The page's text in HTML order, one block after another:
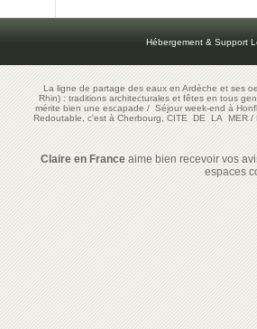
Hébergement & Support
La ligne de partage des eaux en Ardèche et ses
Rhin) : traditions architecturales et fêtes en tous
mérite bien une escapade/Séjour week-end à
Redoutable, c'est à Cherbourg, CITE DE LA MER/
Claire en Franceaime bien recevoir vos
espaces